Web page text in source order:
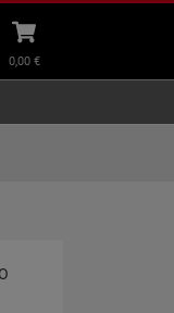
Warenkorb
aufklappen
0,00 €